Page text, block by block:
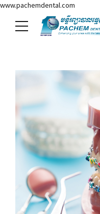
www.pachemdental.com